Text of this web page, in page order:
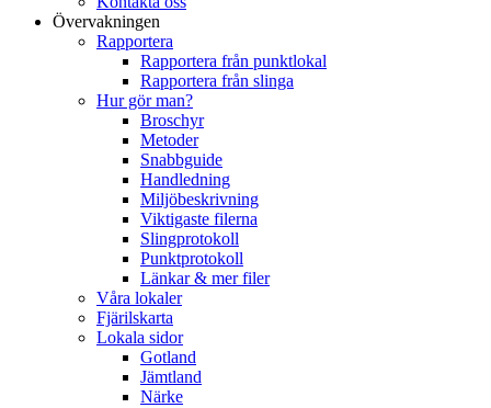
Övervakningen
Rapportera
Rapportera från punktlokal
Rapportera från slinga
Hur gör man?
Broschyr
Metoder
Snabbguide
Handledning
Miljöbeskrivning
Viktigaste filerna
Slingprotokoll
Punktprotokoll
Länkar & mer filer
Våra lokaler
Fjärilskarta
Lokala sidor
Gotland
Jämtland
Närke